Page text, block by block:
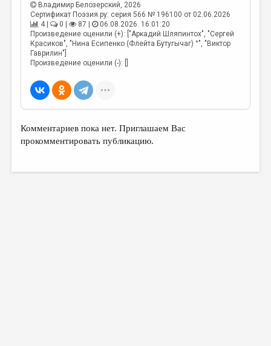
КОЛОНКА РЕДАКТОРА
РЕДКОЛЛЕГИЯ
ОТ РЕДАКЦИИ
МАЛАЯ ПРОЗА
ЭССЕИСТИКА
КУЛЬТУРОВЕДЕНИЕ
Владимир Белозерский, 2026
Сертификат Поэзия.ру: серия 566 № 196100 от 02.06.2026
4 |
0 | 87 |
06.08.2026. 16:01:20
Произведение оценили (+): ["Аркадий Шляпинтох", "Сергей
Красиков", "Нина Есипенко (Флейта Бутугычаг) °", "Виктор
Гаврилин"]
Произведение оценили (-): []
Комментариев пока нет. Приглашаем Вас
прокомментировать публикацию.